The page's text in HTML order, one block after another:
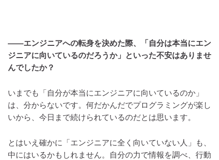
――エンジニアへの転身を決めた際、「自分は本当にエン
ジニアに向いているのだろうか」といった不安はありませ
んでしたか？
いまでも「自分が本当にエンジニアに向いているのか」
は、分からないです。何だかんだでプログラミングが楽し
いから、今日まで続けられているのだとは思います。
とはいえ確かに「エンジニアに全く向いていない人」も、
中にはいるかもしれません。自分の力で情報を調べ、行動